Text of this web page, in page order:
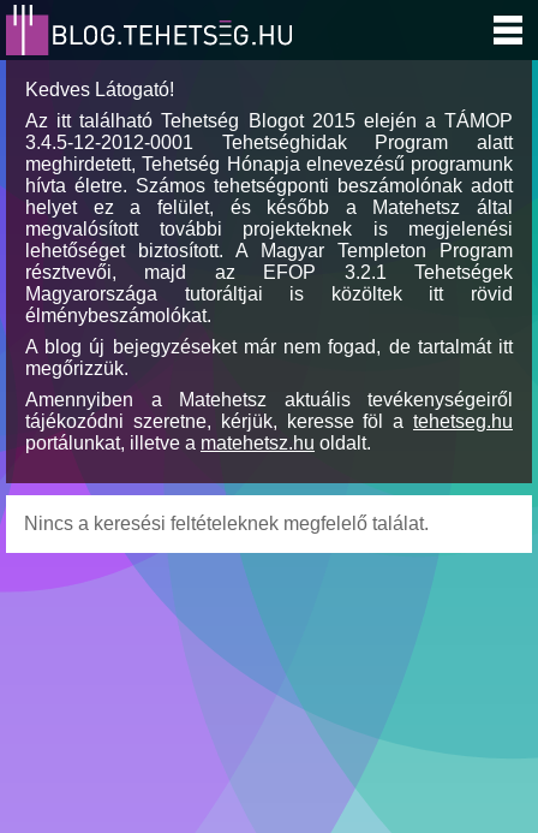
Kedves Látogató!
Az itt található Tehetség Blogot 2015 elején a TÁMOP
3.4.5-12-2012-0001 Tehetséghidak Program alatt
meghirdetett, Tehetség Hónapja elnevezésű programunk
hívta életre. Számos tehetségponti beszámolónak adott
helyet ez a felület, és később a Matehetsz által
megvalósított további projekteknek is megjelenési
lehetőséget biztosított. A Magyar Templeton Program
résztvevői, majd az EFOP 3.2.1 Tehetségek
Magyarországa tutoráltjai is közöltek itt rövid
élménybeszámolókat.
A blog új bejegyzéseket már nem fogad, de tartalmát itt
megőrizzük.
Amennyiben a Matehetsz aktuális tevékenységeiről
tájékozódni szeretne, kérjük, keresse föl a tehetseg.hu
portálunkat, illetve a matehetsz.hu oldalt.
Nincs a keresési feltételeknek megfelelő találat.